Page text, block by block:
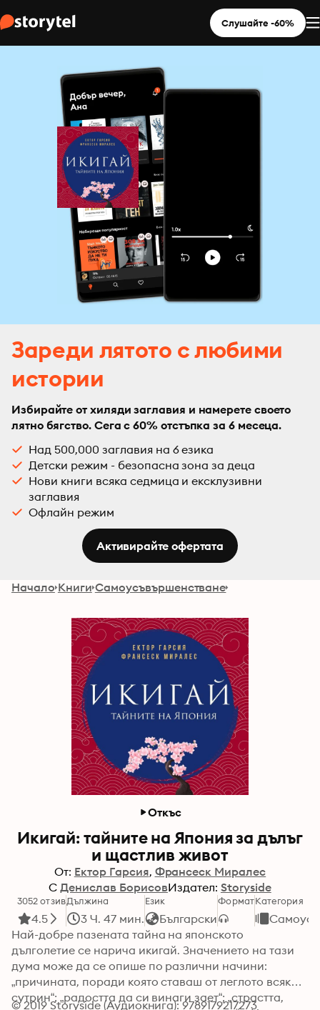
Слушайте -60%
Зареди лятото с любими
истории
Избирайте от хиляди заглавия и намерете своето
лятно бягство. Сега с 60% отстъпка за 6 месеца.
Над 500,000 заглавия на 6 езика
Детски режим - безопасна зона за деца
Нови книги всяка седмица и ексклузивни
заглавия
Офлайн режим
Активирайте офертата
Начало Книги Самоусъвършенстване
Откъс
Икигай: тайните на Япония за дълъг
и щастлив живот
От: Ектор Гарсия Франсеск Миралес
С Денислав БорисовИздател: Storyside
3052 отзив
4.5
Дължина
3 Ч. 47 мин.
Език
Български
ФорматКатегория
Най-добре пазената тайна на японското
дълголетие се нарича икигай. Значението на тази
дума може да се опише по различни начини:
„причината, поради която ставаш от леглото всяка
сутрин“; „радостта да си винаги зает“; „страстта,
© 2019 Storyside (Аудиокнига): 9789179217273